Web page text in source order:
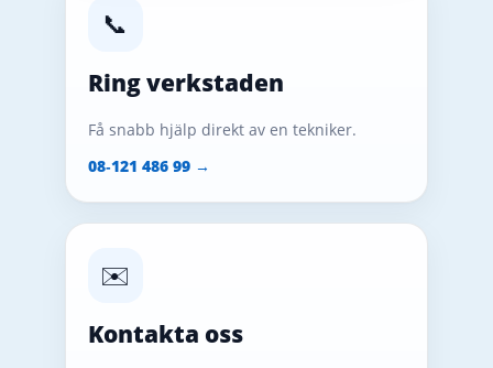
📞
Ring verkstaden
Få snabb hjälp direkt av en tekniker.
08‑121 486 99 →
✉️
Kontakta oss